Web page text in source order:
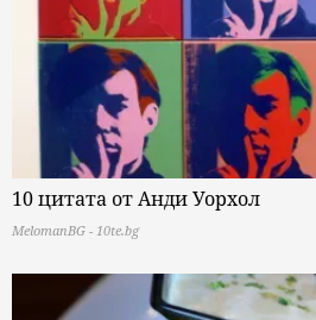
10 цитата от Анди Уорхол
MelomanBG - 10te.bg